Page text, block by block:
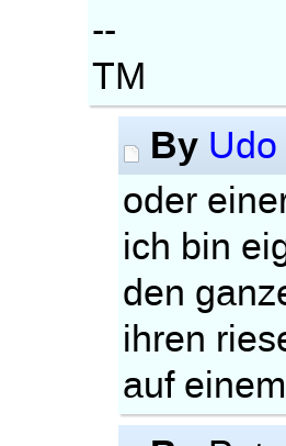
--
TM
By
oder
ich bin
den
ihren
auf